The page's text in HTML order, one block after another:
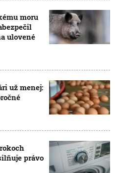
moru
ulovené
už menej:
právo